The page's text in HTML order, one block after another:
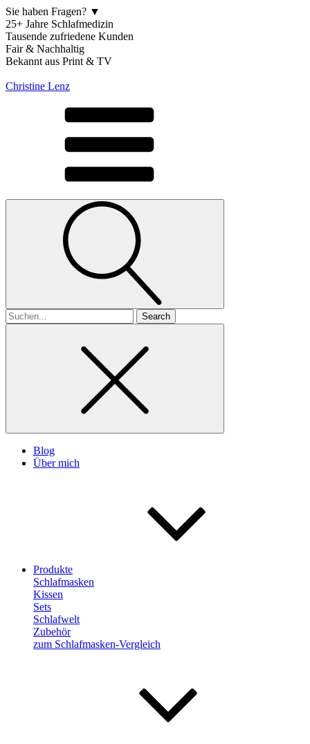
Sie haben Fragen? ▼
25+ Jahre Schlafmedizin
Tausende zufriedene Kunden
Fair & Nachhaltig
Bekannt aus Print & TV
Christine Lenz
Search
for
Blog
Über mich
Produkte
Schlafmasken
Kissen
Sets
Schlafwelt
Zubehör
zum Schlafmasken-Vergleich